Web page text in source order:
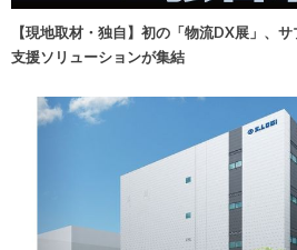
【現地取材・独自】初の「物流DX展」、
支援ソリューションが集結